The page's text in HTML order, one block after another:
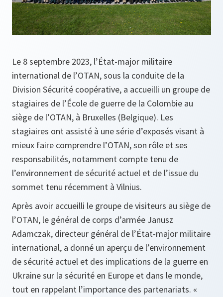
Le 8 septembre 2023, l’État-major militaire
international de l’OTAN, sous la conduite de la
Division Sécurité coopérative, a accueilli un groupe de
stagiaires de l’École de guerre de la Colombie au
siège de l’OTAN, à Bruxelles (Belgique). Les
stagiaires ont assisté à une série d’exposés visant à
mieux faire comprendre l’OTAN, son rôle et ses
responsabilités, notamment compte tenu de
l’environnement de sécurité actuel et de l’issue du
sommet tenu récemment à Vilnius.
Après avoir accueilli le groupe de visiteurs au siège de
l’OTAN, le général de corps d’armée Janusz
Adamczak, directeur général de l’État-major militaire
international, a donné un aperçu de l’environnement
de sécurité actuel et des implications de la guerre en
Ukraine sur la sécurité en Europe et dans le monde,
tout en rappelant l’importance des partenariats. «